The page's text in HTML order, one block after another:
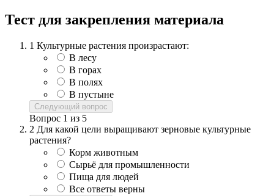
Тест для закрепления материала
1 Культурные растения произрастают:
В лесу
В горах
В полях
В пустыне
Следующий вопрос
Вопрос 1 из 5
2 Для какой цели выращивают зерновые культурные
растения?
Корм животным
Сырьё для промышленности
Пища для людей
Все ответы верны